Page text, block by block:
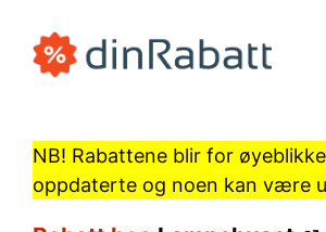
innhold
NB! Rabattene blir for
oppdaterte og noen kan være